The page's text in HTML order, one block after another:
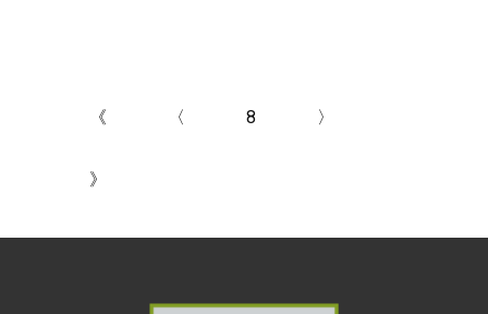
《 〈 8 〉
》